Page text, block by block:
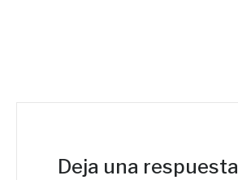
Deja una respuesta